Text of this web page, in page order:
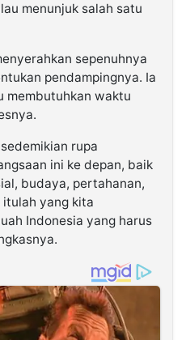
menunjuk salah satu
sepenuhnya
pendampingnya. Ia
membutuhkan waktu
rupa
ini ke depan, baik
budaya, pertahanan,
itulah yang kita
Indonesia yang harus